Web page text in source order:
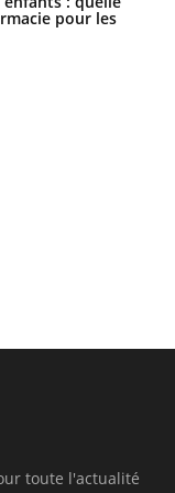
pour les
toute l'actualité